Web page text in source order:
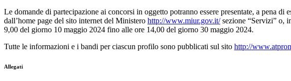
Le domande di partecipazione ai concorsi in oggetto potranno essere presentate, a pena
dall’home page del sito internet del Ministero http://www.miur.gov.it/sezione “Servizi” o,
9,00 del giorno 10 maggio 2024 fino alle ore 14,00 del giorno 30 maggio 2024.
Tutte le informazioni e i bandi per ciascun profilo sono pubblicati sul sito http://
Allegati